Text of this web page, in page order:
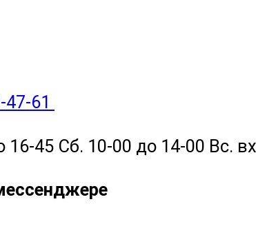
47-61
16-45 Сб. 10-00 до 14-00 Вс. вх